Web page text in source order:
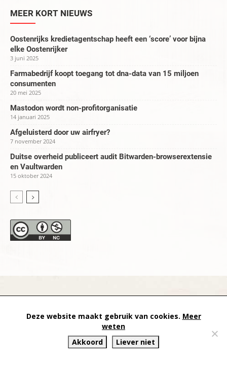
MEER KORT NIEUWS
Oostenrijks kredietagentschap heeft een ‘score’ voor bijna
elke Oostenrijker
3 juni 2025
Farmabedrijf koopt toegang tot dna-data van 15 miljoen
consumenten
20 mei 2025
Mastodon wordt non-profitorganisatie
14 januari 2025
Afgeluisterd door uw airfryer?
7 november 2024
Duitse overheid publiceert audit Bitwarden-browserextensie
en Vaultwarden
15 oktober 2024
Commons» Privacyverklaring
Website by Exterwerk — Logo + graphics by
Deze website maakt gebruik van cookies. Meer
weten
Akkoord
Liever niet